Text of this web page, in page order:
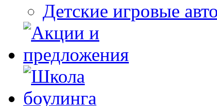
Детские игровые